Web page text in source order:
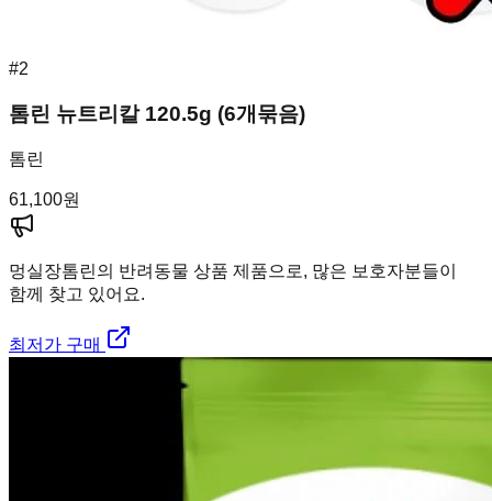
#2
톰린 뉴트리칼 120.5g (6개묶음)
톰린
61,100원
멍실장톰린의 반려동물 상품 제품으로, 많은 보호자분들이
함께 찾고 있어요.
최저가 구매